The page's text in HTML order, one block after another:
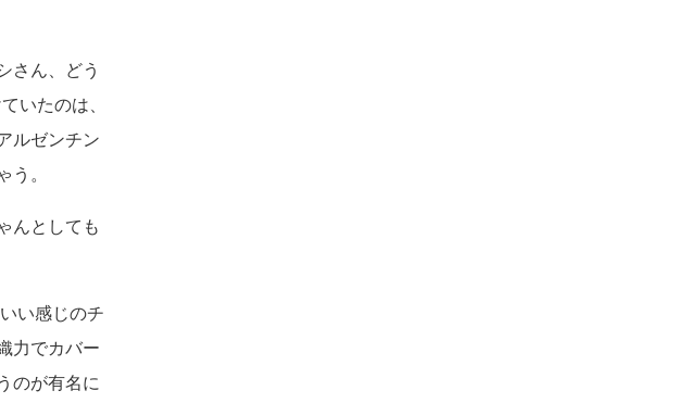
さん、どう
いたのは、
ルゼンチン
。
んとしても
い感じのチ
力でカバー
のが有名に